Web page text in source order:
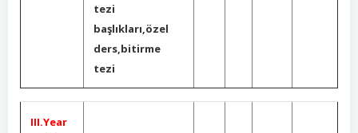
tezi
başlıkları,özel
ders,bitirme
tezi
III.Year